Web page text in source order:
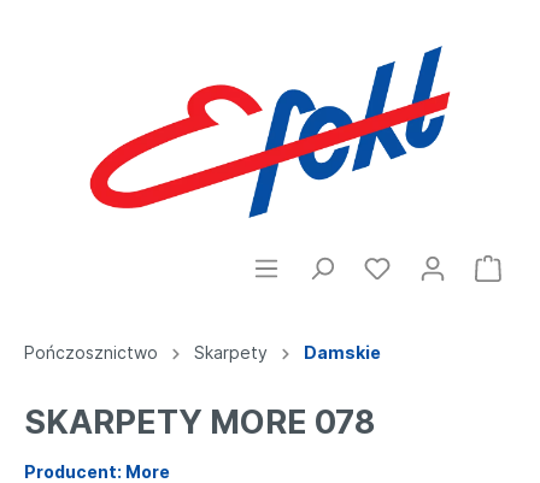
Pończosznictwo Skarpety Damskie
SKARPETY MORE 078
Producent: More